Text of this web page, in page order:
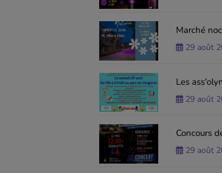
Marché
29 août
Les
29 août
Concours
29 août